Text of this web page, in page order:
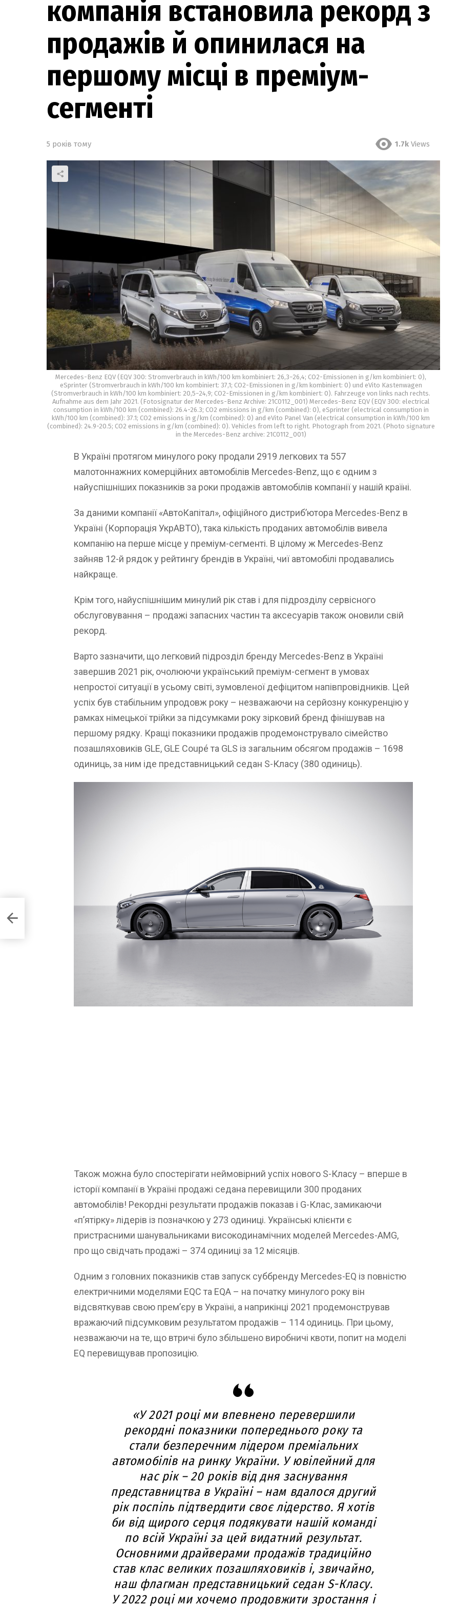
компанія встановила рекорд з
продажів й опинилася на
першому місці в преміум-
сегменті
5 років тому 1.7k Views
Mercedes-Benz EQV (EQV 300: Stromverbrauch in kWh/100 km kombiniert: 26,3−26,4; CO2-Emissionen in g/km kombiniert: 0),
eSprinter (Stromverbrauch in kWh/100 km kombiniert: 37,1; CO2-Emissionen in g/km kombiniert: 0) und eVito Kastenwagen
(Stromverbrauch in kWh/100 km kombiniert: 20,5−24,9; CO2-Emissionen in g/km kombiniert: 0). Fahrzeuge von links nach rechts.
Aufnahme aus dem Jahr 2021. (Fotosignatur der Mercedes-Benz Archive: 21C0112_001) Mercedes-Benz EQV (EQV 300: electrical
consumption in kWh/100 km (combined): 26.4-26.3; CO2 emissions in g/km (combined): 0), eSprinter (electrical consumption in
kWh/100 km (combined): 37.1; CO2 emissions in g/km (combined): 0) and eVito Panel Van (electrical consumption in kWh/100 km
(combined): 24.9-20.5; CO2 emissions in g/km (combined): 0). Vehicles from left to right. Photograph from 2021. (Photo signature
in the Mercedes-Benz archive: 21C0112_001)
В Україні протягом минулого року продали 2919 легкових та 557
малотоннажних комерційних автомобілів Mercedes-Benz, що є одним з
найуспішніших показників за роки продажів автомобілів компанії у нашій країні.
За даними компанії «АвтоКапітал», офіційного дистриб’ютора Mercedes-Benz в
Україні (Корпорація УкрАВТО), така кількість проданих автомобілів вивела
компанію на перше місце у преміум-сегменті. В цілому ж Mercedes-Benz
зайняв 12-й рядок у рейтингу брендів в Україні, чиї автомобілі продавались
найкраще.
Крім того, найуспішнішим минулий рік став і для підрозділу сервісного
обслуговування – продажі запасних частин та аксесуарів також оновили свій
рекорд.
Варто зазначити, що легковий підрозділ бренду Mercedes-Benz в Україні
завершив 2021 рік, очолюючи український преміум-сегмент в умовах
непростої ситуації в усьому світі, зумовленої дефіцитом напівпровідників. Цей
успіх був стабільним упродовж року – незважаючи на серйозну конкуренцію у
рамках німецької трійки за підсумками року зірковий бренд фінішував на
першому рядку. Кращі показники продажів продемонструвало сімейство
позашляховиків GLE, GLE Coupé та GLS із загальним обсягом продажів – 1698
одиниць, за ним іде представницький седан S-Класу (380 одиниць).
Також можна було спостерігати неймовірний успіх нового S-Класу – вперше в
історії компанії в Україні продажі седана перевищили 300 проданих
автомобілів! Рекордні результати продажів показав і G-Клас, замикаючи
«п’ятірку» лідерів із позначкою у 273 одиниці. Українські клієнти є
пристрасними шанувальниками високодинамічних моделей Mercedes-AMG,
про що свідчать продажі – 374 одиниці за 12 місяців.
Одним з головних показників став запуск суббренду Mercedes-EQ із повністю
електричними моделями EQC та EQA – на початку минулого року він
відсвяткував свою прем’єру в Україні, а наприкінці 2021 продемонстрував
вражаючий підсумковим результатом продажів – 114 одиниць. При цьому,
незважаючи на те, що втричі було збільшено виробничі квоти, попит на моделі
EQ перевищував пропозицію.
«У 2021 році ми впевнено перевершили
рекордні показники попереднього року та
стали безперечним лідером преміальних
автомобілів на ринку України. У ювілейний для
нас рік – 20 років від дня заснування
представництва в Україні – нам вдалося другий
рік поспіль підтвердити своє лідерство. Я хотів
би від щирого серця подякувати нашій команді
по всій Україні за цей видатний результат.
Основними драйверами продажів традиційно
став клас великих позашляховиків і, звичайно,
наш флагман представницький седан S-Класу.
У 2022 році ми хочемо продовжити зростання і